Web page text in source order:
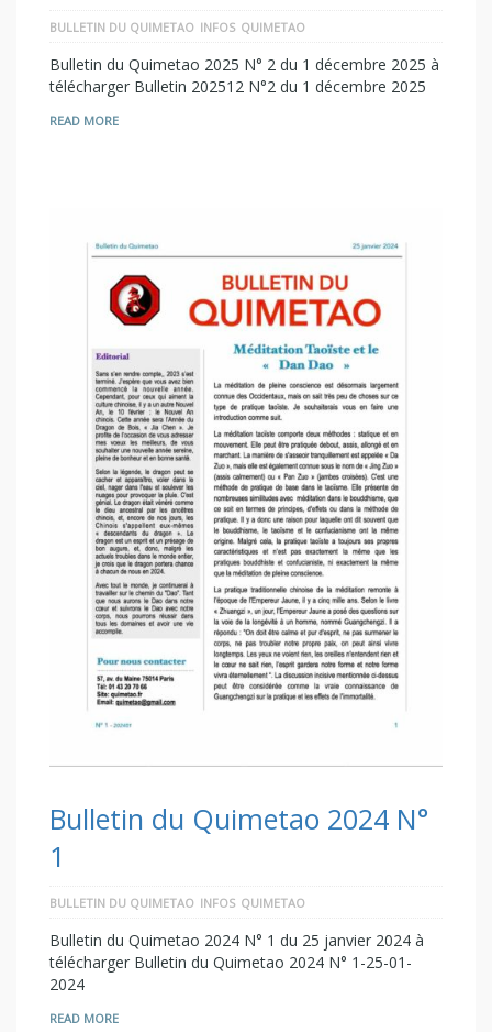
BULLETIN DU QUIMETAO INFOS QUIMETAO
Bulletin du Quimetao 2025 N° 2 du 1 décembre 2025 à
télécharger Bulletin 202512 N°2 du 1 décembre 2025
READ MORE
Bulletin du Quimetao 2024 N°
1
BULLETIN DU QUIMETAO INFOS QUIMETAO
Bulletin du Quimetao 2024 N° 1 du 25 janvier 2024 à
télécharger Bulletin du Quimetao 2024 N° 1-25-01-
2024
READ MORE